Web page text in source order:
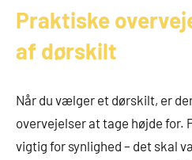
Praktiske
af dørskilt
Når du vælger et dørskilt, er
overvejelser at tage højde for.
vigtig for synlighed – det skal